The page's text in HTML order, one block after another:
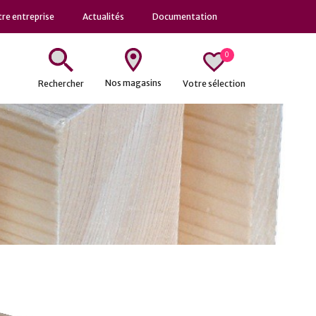
entreprise Actualités Documentation
Rechercher Nos magasins
0
Votre sélection